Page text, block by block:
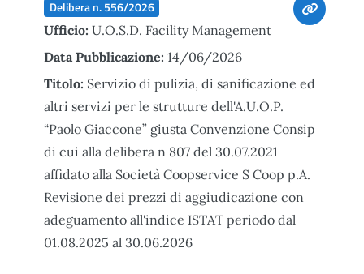
Delibera n. 556/2026
Ufficio: U.O.S.D. Facility Management
Data Pubblicazione: 14/06/2026
Titolo: Servizio di pulizia, di sanificazione ed
altri servizi per le strutture dell'A.U.O.P.
“Paolo Giaccone” giusta Convenzione Consip
di cui alla delibera n 807 del 30.07.2021
affidato alla Società Coopservice S Coop p.A.
Revisione dei prezzi di aggiudicazione con
adeguamento all'indice ISTAT periodo dal
01.08.2025 al 30.06.2026